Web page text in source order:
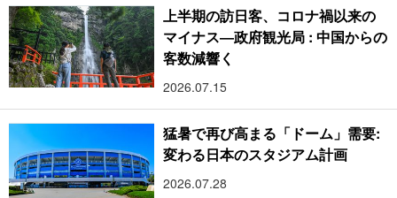
上半期の訪日客、コロナ禍以来の
マイナス―政府観光局 : 中国からの
客数減響く
2026.07.15
猛暑で再び高まる「ドーム」需要:
変わる日本のスタジアム計画
2026.07.28